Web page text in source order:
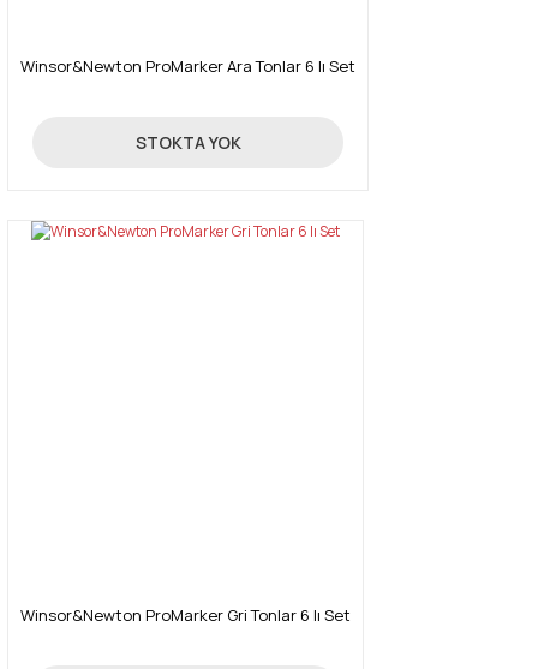
Winsor&Newton ProMarker Ara Tonlar 6 lı Set
131,18 TL
STOKTA YOK
Winsor&Newton ProMarker Gri Tonlar 6 lı Set